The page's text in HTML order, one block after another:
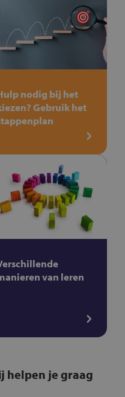
nodig bij het
Gebruik het
van leren
helpen je graag